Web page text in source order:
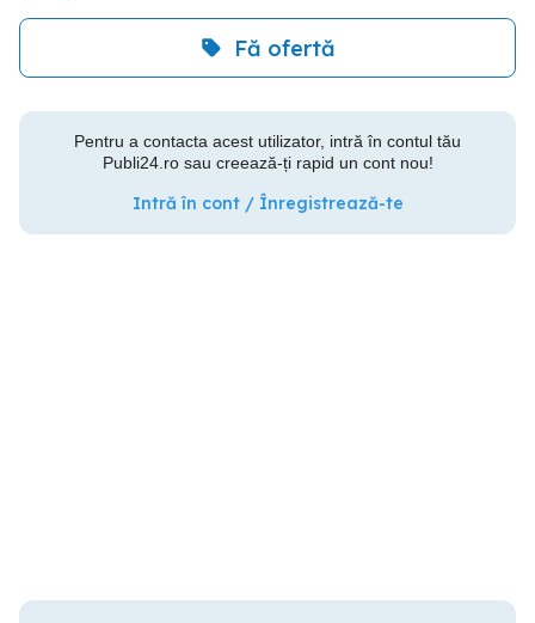
Fă ofertă
Pentru a contacta acest utilizator, intră în contul tău
Publi24.ro sau creează-ți rapid un cont nou!
Intră în cont / Înregistrează-te